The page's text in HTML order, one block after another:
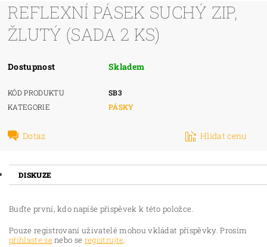
REFLEXNÍ PÁSEK SUCHÝ ZIP,
ŽLUTÝ (SADA 2 KS)
Dostupnost Skladem
KÓD PRODUKTU
SB3
KATEGORIE
PÁSKY
Dotaz Hlídat cenu
DISKUZE
Buďte první, kdo napíše příspěvek k této položce.
Pouze registrovaní uživatelé mohou vkládat příspěvky. Prosím
přihlaste senebo se registrujte.